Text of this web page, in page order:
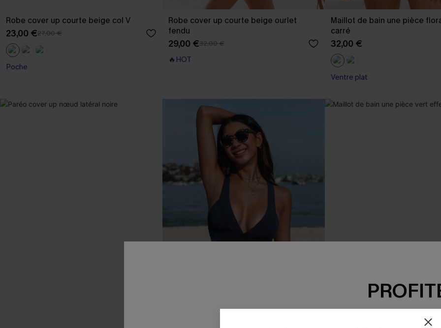
Robe cover up courte beige col V
23,00 €27,00 €
Poche
Robe cover up courte beige ourlet
fendu
29,00 €32,00 €
🔥HOT
Maillot de bain une pièce
carré
32,00 €
Ventre plat
-15% dès 2